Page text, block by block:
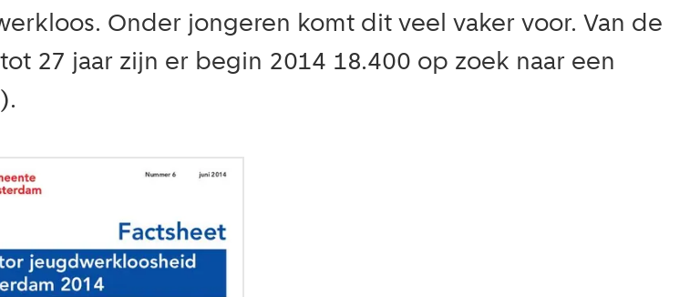
Onder jongeren komt dit veel vaker voor. Van de
27 jaar zijn er begin 2014 18.400 op zoek naar een